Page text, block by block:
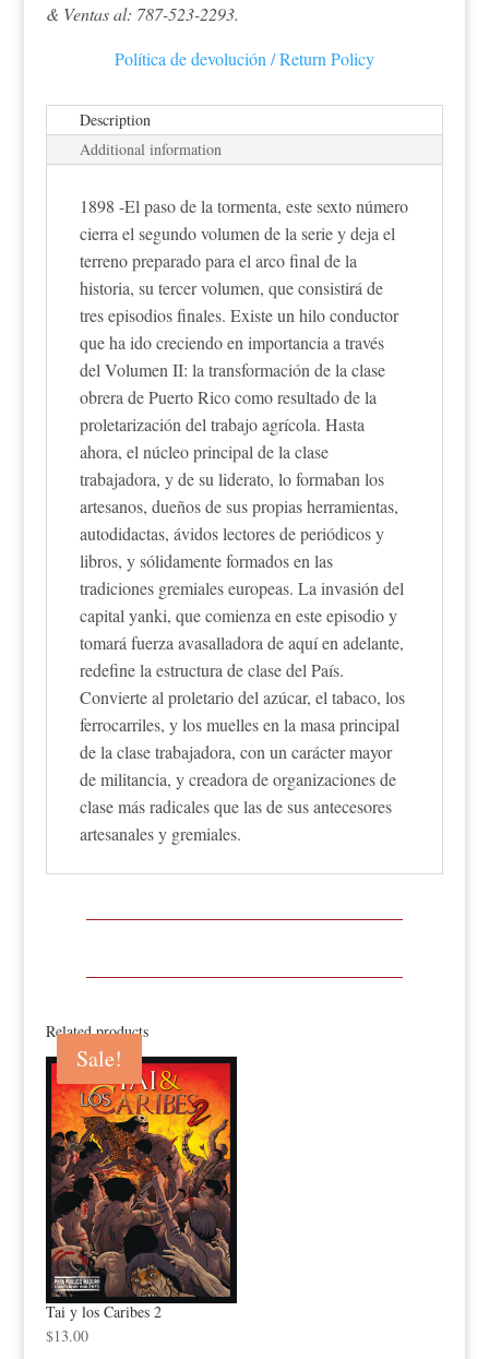
& Ventas al: 787-523-2293.
Política de devolución / Return Policy
Description
Additional information
1898 -El paso de la tormenta, este sexto número
cierra el segundo volumen de la serie y deja el
terreno preparado para el arco final de la
historia, su tercer volumen, que consistirá de
tres episodios finales. Existe un hilo conductor
que ha ido creciendo en importancia a través
del Volumen II: la transformación de la clase
obrera de Puerto Rico como resultado de la
proletarización del trabajo agrícola. Hasta
ahora, el núcleo principal de la clase
trabajadora, y de su liderato, lo formaban los
artesanos, dueños de sus propias herramientas,
autodidactas, ávidos lectores de periódicos y
libros, y sólidamente formados en las
tradiciones gremiales europeas. La invasión del
capital yanki, que comienza en este episodio y
tomará fuerza avasalladora de aquí en adelante,
redefine la estructura de clase del País.
Convierte al proletario del azúcar, el tabaco, los
ferrocarriles, y los muelles en la masa principal
de la clase trabajadora, con un carácter mayor
de militancia, y creadora de organizaciones de
clase más radicales que las de sus antecesores
artesanales y gremiales.
Related products
Tai y los Caribes 2
$13.00
Sale!
Sale!